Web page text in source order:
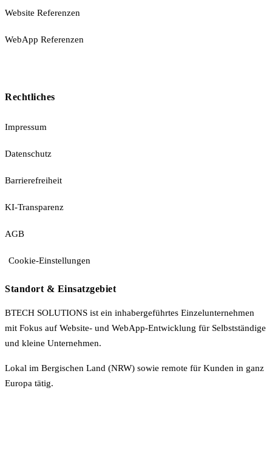
Website Referenzen
WebApp Referenzen
Rechtliches
Impressum
Datenschutz
Barrierefreiheit
KI-Transparenz
AGB
Cookie-Einstellungen
Standort & Einsatzgebiet
BTECH SOLUTIONS ist ein inhabergeführtes Einzelunternehmen
mit Fokus auf Website- und WebApp-Entwicklung für Selbstständige
und kleine Unternehmen.
Lokal im Bergischen Land (NRW) sowie remote für Kunden in ganz
Europa tätig.